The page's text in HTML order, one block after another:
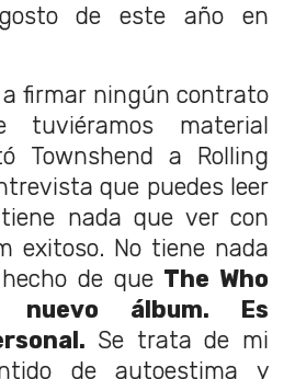
de este año en
a firmar ningún contrato
tuviéramos material
Townshend a Rolling
que puedes leer
nada que ver con
exitoso. No tiene nada
de queThe Who
nuevo álbum. Es
Se trata de mi
de autoestima y